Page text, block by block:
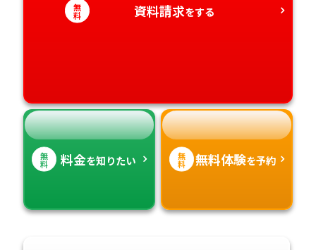
愛知県
香川県
宮崎県
無
料 資料請求をする
無
料 料金を知りたい 無
料 無料体験を予約